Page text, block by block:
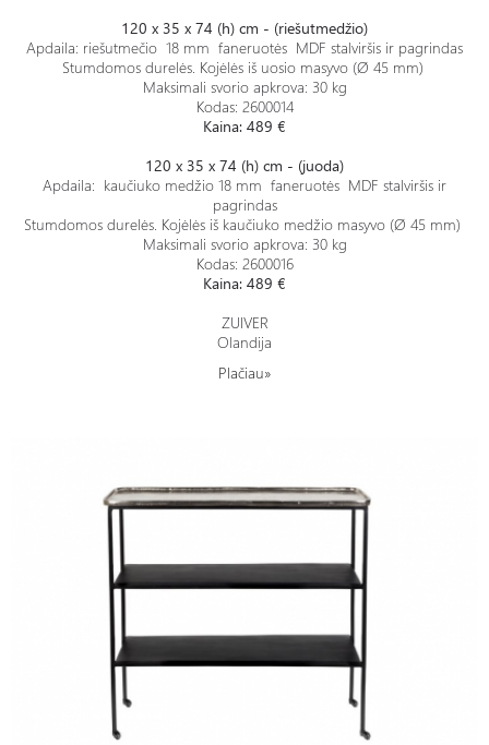
120 x 35 x 74 (h) cm - (riešutmedžio)
Apdaila: riešutmečio 18 mm faneruotės MDF stalviršis ir pagrindas
Stumdomos durelės. Kojėlės iš uosio masyvo (Ø 45 mm)
Maksimali svorio apkrova: 30 kg
Kodas: 2600014
Kaina: 489 €
120 x 35 x 74 (h) cm - (juoda)
Apdaila: kaučiuko medžio 18 mm faneruotės MDF stalviršis ir
pagrindas
Stumdomos durelės. Kojėlės iš kaučiuko medžio masyvo (Ø 45 mm)
Maksimali svorio apkrova: 30 kg
Kodas: 2600016
Kaina: 489 €
ZUIVER
Olandija
Plačiau»